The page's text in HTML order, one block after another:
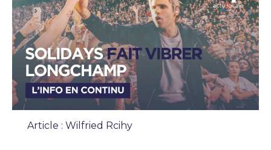
Article : Wilfried Rcihy